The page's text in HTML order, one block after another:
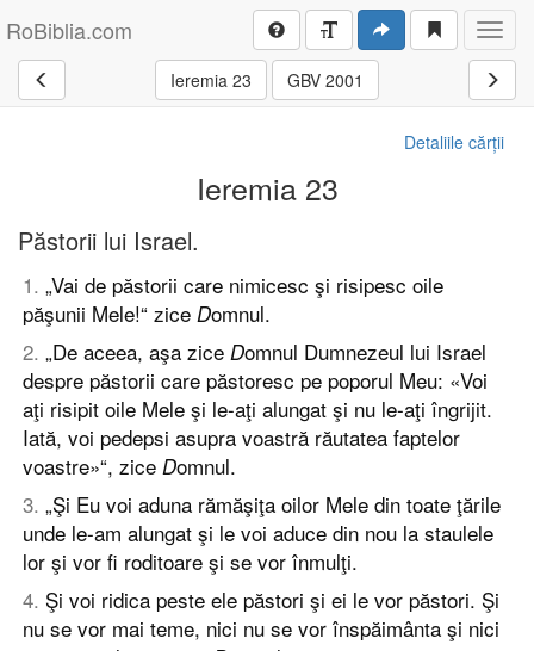
RoBiblia.com
Ieremia 23 GBV 2001
Detaliile cărții
Ieremia 23
Păstorii lui Israel.
1. „Vai de păstorii care nimicesc şi risipesc oile
păşunii Mele!“ zice Domnul.
2. „De aceea, aşa zice Domnul Dumnezeul lui Israel
despre păstorii care păstoresc pe poporul Meu: «Voi
aţi risipit oile Mele şi le-aţi alungat şi nu le-aţi îngrijit.
Iată, voi pedepsi asupra voastră răutatea faptelor
voastre»“, zice Domnul.
3. „Şi Eu voi aduna rămăşiţa oilor Mele din toate ţările
unde le-am alungat şi le voi aduce din nou la staulele
lor şi vor fi roditoare şi se vor înmulţi.
4. Şi voi ridica peste ele păstori şi ei le vor păstori. Şi
nu se vor mai teme, nici nu se vor înspăimânta şi nici